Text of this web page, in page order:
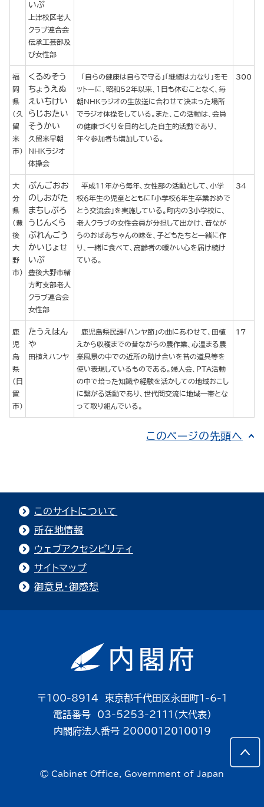
いぶ
上津校区老人
クラブ連合会
伝承工芸部及
び女性部
福
岡
県
(久
留
米
市)
くるめそう
ちょうえぬ
えいちけい
らじおたい
そうかい
久留米早朝
NHKラジオ
体操会
「自らの健康は自らで守る」「継続は力なり」をモ
ットーに、昭和52年以来、１日も休むことなく、毎
朝NHKラジオの生放送に合わせて決まった場所
でラジオ体操をしている。また、この活動は、会員
の健康づくりを目的とした自主的活動であり、
年々参加者も増加している。
300
大
分
県
(豊
後
大
野
市)
ぶんごおお
のしおがた
まちしぶろ
うじんくら
ぶれんごう
かいじょせ
いぶ
豊後大野市緒
方町支部老人
クラブ連合会
女性部
平成11年から毎年、女性部の活動として、小学
校６年生の児童とともに「小学校６年生卒業おめで
とう交流会」を実施している。町内の３小学校に、
老人クラブの女性会員が分担して出かけ、昔なが
らのおばあちゃんの味を、子どもたちと一緒に作
り、一緒に食べて、高齢者の暖かい心を届け続け
ている。
34
鹿
児
島
県
(日
置
市)
たうえはん
や
田植えハンヤ
鹿児島県民謡「ハンヤ節」の曲にあわせて、田植
えから収穫までの昔ながらの農作業、心温まる農
業風景の中での近所の助け合いを昔の道具等を
使い表現しているものである。婦人会、PTA活動
の中で培った知識や経験を活かしての地域おこし
に繋がる活動であり、世代間交流に地域一帯とな
って取り組んでいる。
17
このページの先頭へ
このサイトについて
所在地情報
ウェブアクセシビリティ
サイトマップ
御意見・御感想
〒100-8914 東京都千代田区永田町1-6-1
電話番号 03-5253-2111（大代表）
内閣府法人番号 2000012010019
© Cabinet Office, Government of Japan